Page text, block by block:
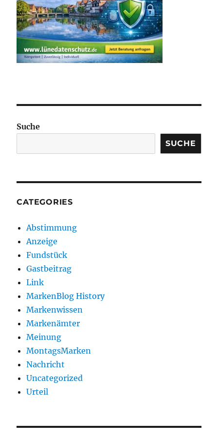
Suche
SUCHE
CATEGORIES
Abstimmung
Anzeige
Fundstück
Gastbeitrag
Link
MarkenBlog History
Markenwissen
Markenämter
Meinung
MontagsMarken
Nachricht
Uncategorized
Urteil